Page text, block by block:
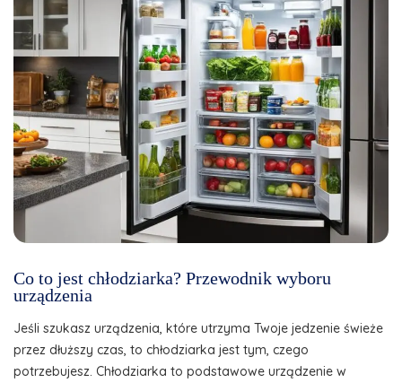
Co to jest chłodziarka? Przewodnik wyboru
urządzenia
Jeśli szukasz urządzenia, które utrzyma Twoje jedzenie świeże
przez dłuższy czas, to chłodziarka jest tym, czego
potrzebujesz. Chłodziarka to podstawowe urządzenie w